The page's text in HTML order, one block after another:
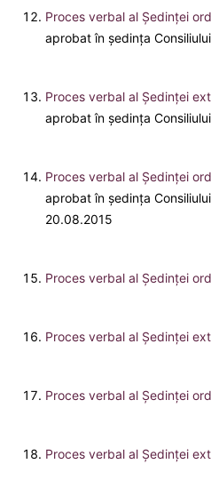
Proces verbal al Şedinţei
aprobat în ședința
Proces verbal al Şedinţei
aprobat în ședința
Proces verbal al Şedinţei
aprobat în ședința
20.08.2015
Proces verbal al Şedinţei
Proces verbal al Şedinţei
Proces verbal al Şedinţei
Proces verbal al Şedinţei